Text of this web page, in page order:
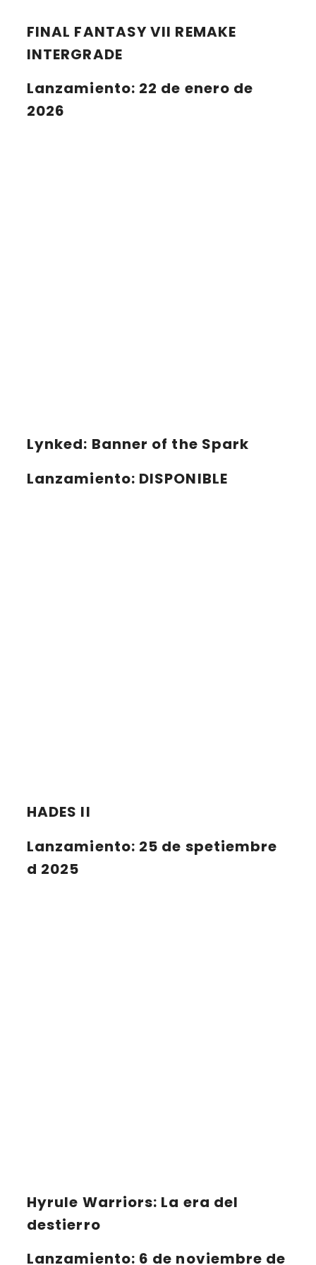
FINAL FANTASY VII REMAKE
INTERGRADE
Lanzamiento: 22 de enero de
2026
Lynked: Banner of the Spark
Lanzamiento: DISPONIBLE
HADES II
Lanzamiento: 25 de spetiembre
d 2025
Hyrule Warriors: La era del
destierro
Lanzamiento: 6 de noviembre de